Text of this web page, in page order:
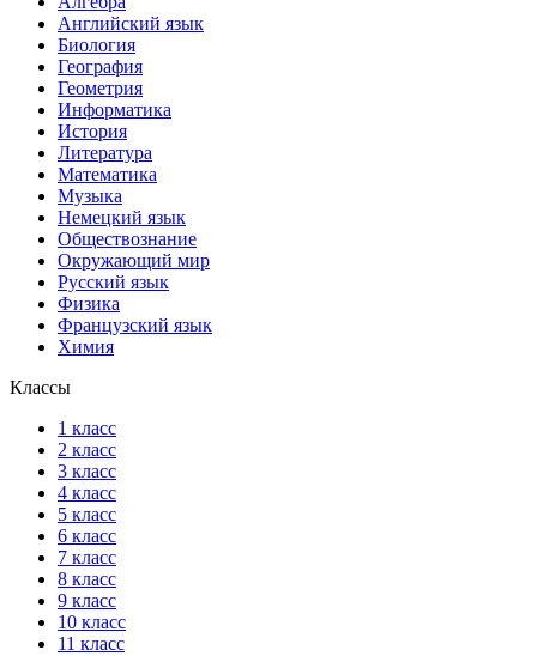
Английский язык
Биология
География
Геометрия
Информатика
История
Литература
Математика
Музыка
Немецкий язык
Обществознание
Окружающий мир
Русский язык
Физика
Французский язык
Химия
Классы
1 класс
2 класс
3 класс
4 класс
5 класс
6 класс
7 класс
8 класс
9 класс
10 класс
11 класс